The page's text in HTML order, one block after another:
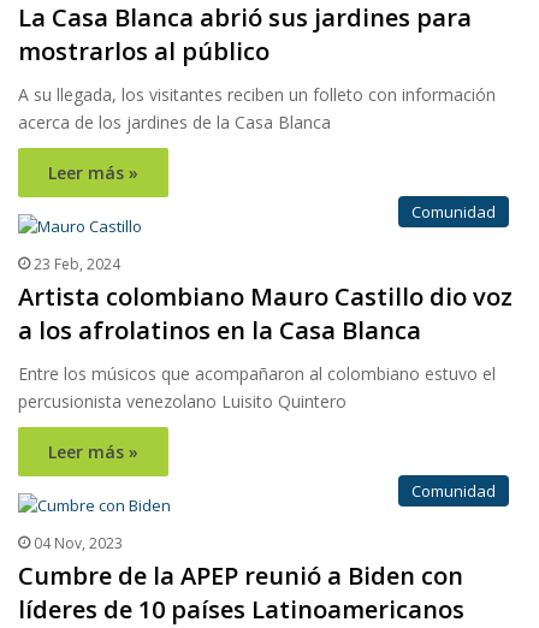
La Casa Blanca abrió sus jardines para
mostrarlos al público
A su llegada, los visitantes reciben un folleto con información
acerca de los jardines de la Casa Blanca
Leer más »
Comunidad
23 Feb, 2024
Artista colombiano Mauro Castillo dio voz
a los afrolatinos en la Casa Blanca
Entre los músicos que acompañaron al colombiano estuvo el
percusionista venezolano Luisito Quintero
Leer más »
Comunidad
04 Nov, 2023
Cumbre de la APEP reunió a Biden con
líderes de 10 países Latinoamericanos